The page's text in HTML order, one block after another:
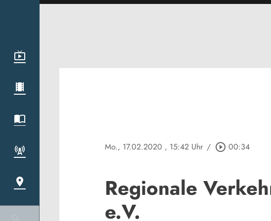
Mo., 17.02.2020 , 15:42 Uhr / play_circle_outline 00:34
Regionale
e.V.